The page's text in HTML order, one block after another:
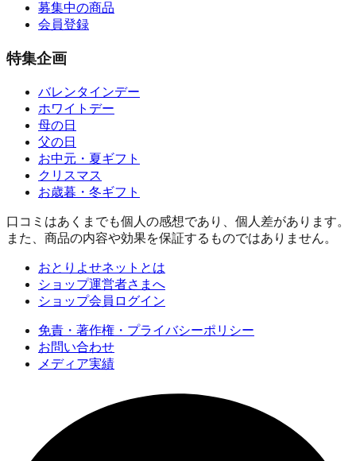
募集中の商品
会員登録
特集企画
バレンタインデー
ホワイトデー
母の日
父の日
お中元・夏ギフト
クリスマス
お歳暮・冬ギフト
口コミはあくまでも個人の感想であり、個人差があります。
また、商品の内容や効果を保証するものではありません。
おとりよせネットとは
ショップ運営者さまへ
ショップ会員ログイン
免責・著作権・プライバシーポリシー
お問い合わせ
メディア実績